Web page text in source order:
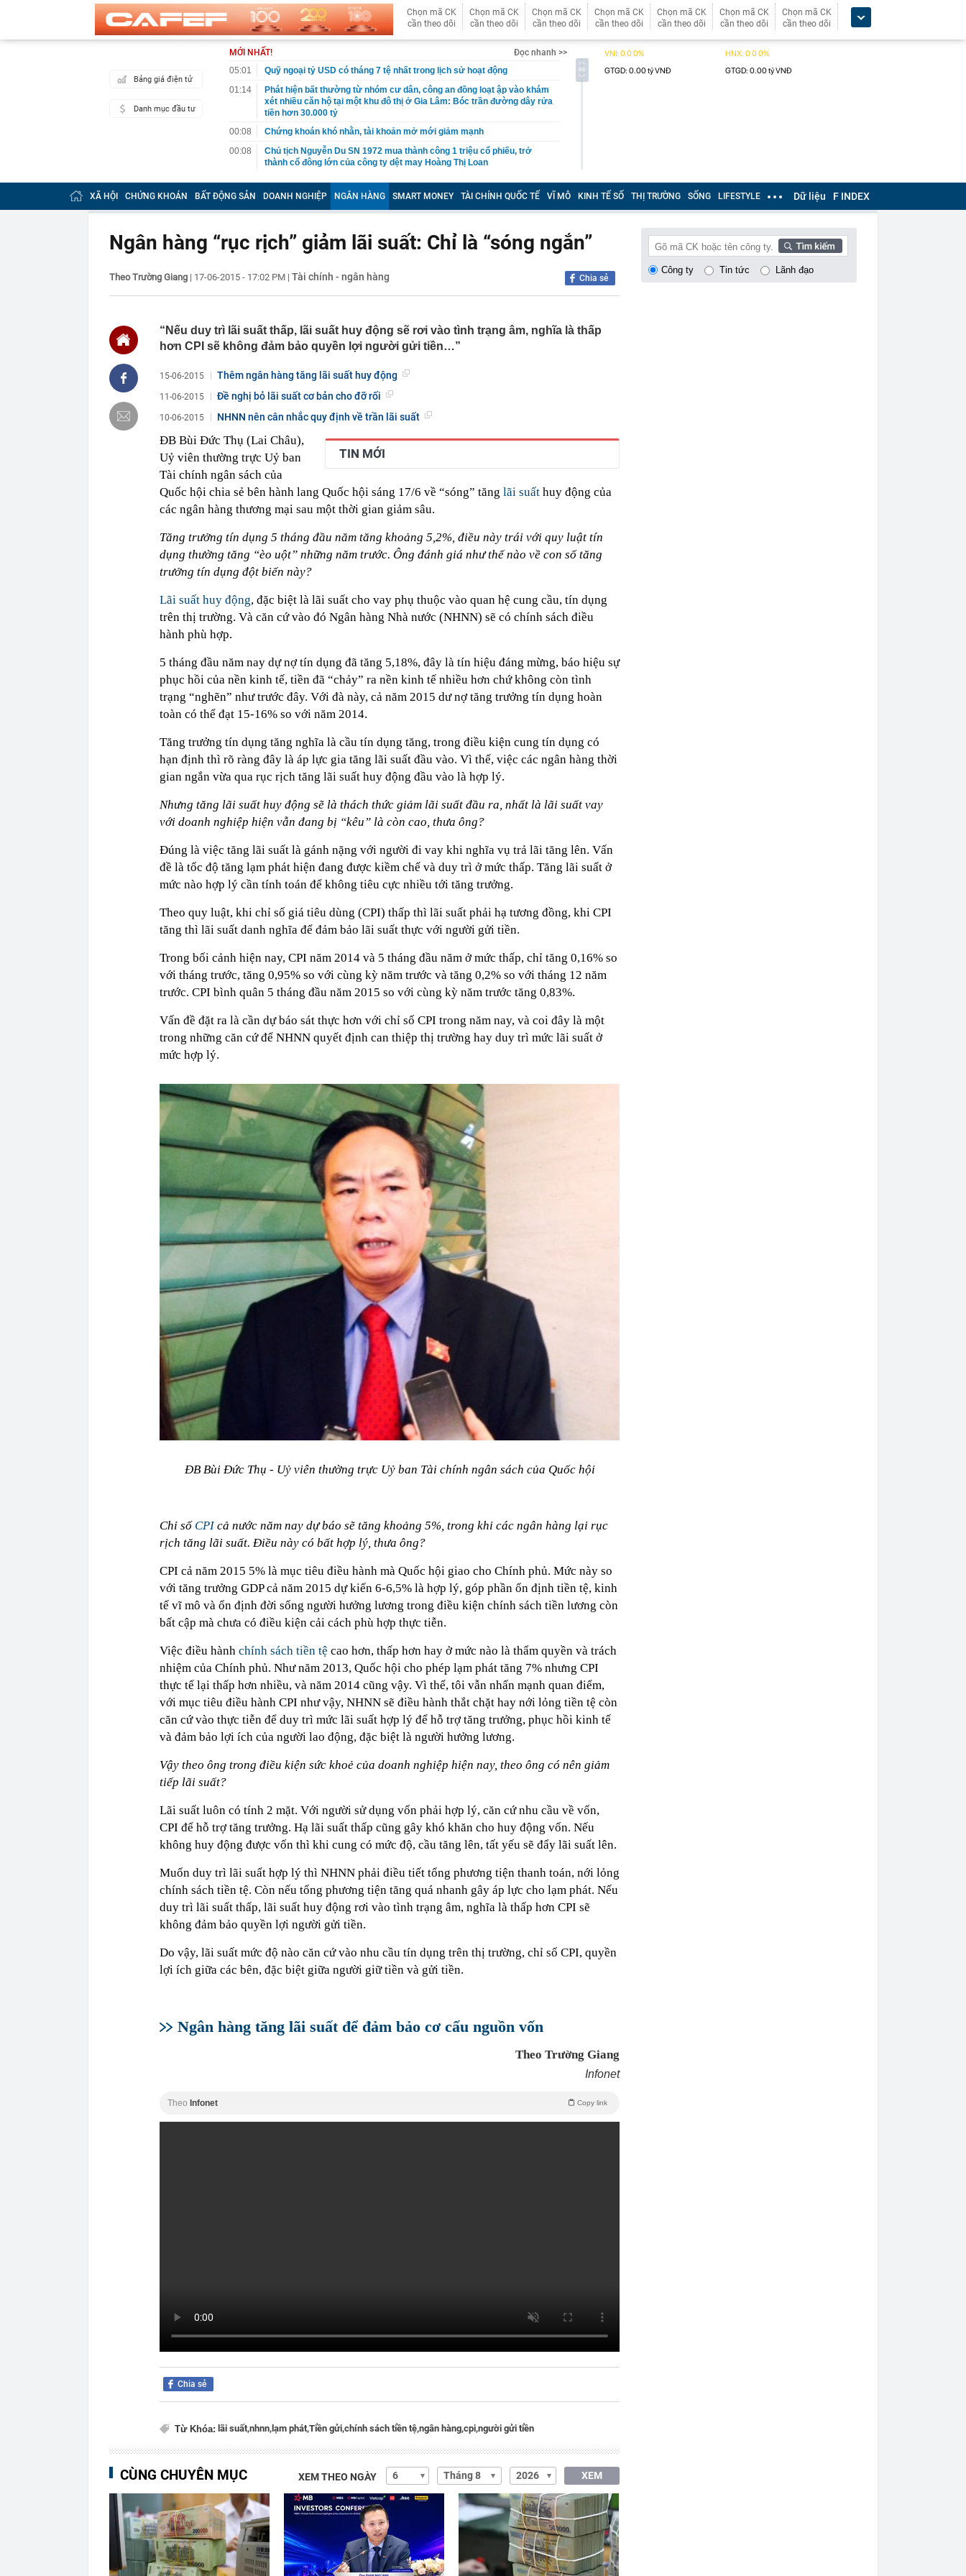
Chọn mã CK
cần theo dõi
Chọn mã CK
cần theo dõi
Chọn mã CK
cần theo dõi
Chọn mã CK
cần theo dõi
Chọn mã CK
cần theo dõi
Chọn mã CK
cần theo dõi
Chọn mã CK
cần theo dõi
Bảng giá điện tử
Danh mục đầu tư
MỚI NHẤT!
Đọc nhanh >>
05:01
Quỹ ngoại tỷ USD có tháng 7 tệ nhất trong lịch sử hoạt động
01:14
Phát hiện bất thường từ nhóm cư dân, công an đồng loạt ập vào khám
xét nhiều căn hộ tại một khu đô thị ở Gia Lâm: Bóc trần đường dây rửa
tiền hơn 30.000 tỷ
00:08
Chứng khoán khó nhằn, tài khoản mở mới giảm mạnh
00:08
Chủ tịch Nguyễn Du SN 1972 mua thành công 1 triệu cổ phiếu, trở
thành cổ đông lớn của công ty dệt may Hoàng Thị Loan
00:05
Ít người biết đỉnh núi cao thứ 5 Việt Nam, là “ cột mốc thiêng liêng đẹp
nhất biên cương” ở độ cao trên 3.000m, điểm đến "trong mơ" của dân
giường bệnh, vừa được vinh danh "Hệ thống Y khoa tốt nhất Việt Nam
2026"
Một doanh nghiệp Việt thu hơn 1 tỷ USD ở nước ngoài trong nửa đầu
năm 2026, lợi nhuận tăng hơn 120%
ngay trong tháng 8
00:01
VNPT nắm giữ lượng tiền hơn 62.000 tỷ đồng, lớn hơn cả Vinhomes,
00:01
Nắm trong tay Điện Máy Xanh, Bách Hóa Xanh, An Khang, vốn hóa
00:01
5 thỏi vàng giấu trong nhiều ngăn bí mật - giá trị hơn 18 tỷ đồng
23:28
4 dấu hiệu nhận biết ngôi nhà có phong thuỷ không thuận lợi
23:12
Quốc gia có lượng khách đến Việt Nam đông nhất 7 tháng đầu năm,
vượt Hàn Quốc và Nga, gấp gần 6 lần Ấn Độ
Người bán trái cây tiết lộ: Khách thường chọn quả to, người trong
nghề lại kiểm tra 5 chi tiết này trước
23:00
Tiếp viên tàu cao tốc quỳ gối 1h an ủi khách: 7 năm sau ở khách sạn 5
22:34
Cụ bà 70 tuổi có xương trẻ khỏe như phụ nữ 30, bác sĩ kinh ngạc khi
biết bí quyết
22:34
Ngôi nhà chứa đựng tâm huyết của NSND Tự Long
22:31
Giá vàng vượt 4.300 USD/ounce, chuyên gia dự báo đỉnh mới
22:30
Một doanh nghiệp dầu khí đem hơn 42.200 tỷ đồng gửi ngân hàng
XÃ HỘI CHỨNG KHOÁN BẤT ĐỘNG SẢN DOANH NGHIỆP NGÂN HÀNG SMART MONEY TÀI CHÍNH QUỐC TẾ VĨ MÔ KINH TẾ SỐ THỊ TRƯỜNG SỐNG LIFESTYLE Dữ liệu F INDEX
Ngân hàng “rục rịch” giảm lãi suất: Chỉ là “sóng ngắn”
Theo Trường Giang | 17-06-2015 - 17:02 PM | Tài chính - ngân hàng Chia sẻ
“Nếu duy trì lãi suất thấp, lãi suất huy động sẽ rơi vào tình trạng âm, nghĩa là thấp
hơn CPI sẽ không đảm bảo quyền lợi người gửi tiền…”
15-06-2015 Thêm ngân hàng tăng lãi suất huy động
11-06-2015 Đề nghị bỏ lãi suất cơ bản cho đỡ rối
10-06-2015 NHNN nên cân nhắc quy định về trần lãi suất
TIN MỚI
ĐB Bùi Đức Thụ (Lai Châu),
Uỷ viên thường trực Uỷ ban
Tài chính ngân sách của
Quốc hội chia sẻ bên hành lang Quốc hội sáng 17/6 về “sóng” tăng lãi suất huy động của
các ngân hàng thương mại sau một thời gian giảm sâu.
Tăng trưởng tín dụng 5 tháng đầu năm tăng khoảng 5,2%, điều này trái với quy luật tín
dụng thường tăng “èo uột” những năm trước. Ông đánh giá như thế nào về con số tăng
trưởng tín dụng đột biến này?
Lãi suất huy động, đặc biệt là lãi suất cho vay phụ thuộc vào quan hệ cung cầu, tín dụng
trên thị trường. Và căn cứ vào đó Ngân hàng Nhà nước (NHNN) sẽ có chính sách điều
hành phù hợp.
5 tháng đầu năm nay dự nợ tín dụng đã tăng 5,18%, đây là tín hiệu đáng mừng, báo hiệu sự
phục hồi của nền kinh tế, tiền đã “chảy” ra nền kinh tế nhiều hơn chứ không còn tình
trạng “nghẽn” như trước đây. Với đà này, cả năm 2015 dư nợ tăng trưởng tín dụng hoàn
toàn có thể đạt 15-16% so với năm 2014.
Tăng trưởng tín dụng tăng nghĩa là cầu tín dụng tăng, trong điều kiện cung tín dụng có
hạn định thì rõ ràng đây là áp lực gia tăng lãi suất đầu vào. Vì thế, việc các ngân hàng thời
gian ngắn vừa qua rục rịch tăng lãi suất huy động đầu vào là hợp lý.
Nhưng tăng lãi suất huy động sẽ là thách thức giảm lãi suất đầu ra, nhất là lãi suất vay
với doanh nghiệp hiện vẫn đang bị “kêu” là còn cao, thưa ông?
Đúng là việc tăng lãi suất là gánh nặng với người đi vay khi nghĩa vụ trả lãi tăng lên. Vấn
đề là tốc độ tăng lạm phát hiện đang được kiềm chế và duy trì ở mức thấp. Tăng lãi suất ở
mức nào hợp lý cần tính toán để không tiêu cực nhiều tới tăng trưởng.
Theo quy luật, khi chỉ số giá tiêu dùng (CPI) thấp thì lãi suất phải hạ tương đồng, khi CPI
tăng thì lãi suất danh nghĩa để đảm bảo lãi suất thực với người gửi tiền.
Trong bối cảnh hiện nay, CPI năm 2014 và 5 tháng đầu năm ở mức thấp, chỉ tăng 0,16% so
với tháng trước, tăng 0,95% so với cùng kỳ năm trước và tăng 0,2% so với tháng 12 năm
trước. CPI bình quân 5 tháng đầu năm 2015 so với cùng kỳ năm trước tăng 0,83%.
Vấn đề đặt ra là cần dự báo sát thực hơn với chỉ số CPI trong năm nay, và coi đây là một
trong những căn cứ để NHNN quyết định can thiệp thị trường hay duy trì mức lãi suất ở
mức hợp lý.
ĐB Bùi Đức Thụ - Uỷ viên thường trực Uỷ ban Tài chính ngân sách của Quốc hội
Chỉ số CPIcả nước năm nay dự báo sẽ tăng khoảng 5%, trong khi các ngân hàng lại rục
rịch tăng lãi suất. Điều này có bất hợp lý, thưa ông?
CPI cả năm 2015 5% là mục tiêu điều hành mà Quốc hội giao cho Chính phủ. Mức này so
với tăng trưởng GDP cả năm 2015 dự kiến 6-6,5% là hợp lý, góp phần ổn định tiền tệ, kinh
tế vĩ mô và ổn định đời sống người hưởng lương trong điều kiện chính sách tiền lương còn
bất cập mà chưa có điều kiện cải cách phù hợp thực tiễn.
Việc điều hành chính sách tiền tệ cao hơn, thấp hơn hay ở mức nào là thẩm quyền và trách
nhiệm của Chính phủ. Như năm 2013, Quốc hội cho phép lạm phát tăng 7% nhưng CPI
thực tế lại thấp hơn nhiều, và năm 2014 cũng vậy. Vì thế, tôi vẫn nhấn mạnh quan điểm,
với mục tiêu điều hành CPI như vậy, NHNN sẽ điều hành thắt chặt hay nới lỏng tiền tệ còn
căn cứ vào thực tiễn để duy trì mức lãi suất hợp lý để hỗ trợ tăng trưởng, phục hồi kinh tế
và đảm bảo lợi ích của người lao động, đặc biệt là người hưởng lương.
Vậy theo ông trong điều kiện sức khoẻ của doanh nghiệp hiện nay, theo ông có nên giảm
tiếp lãi suất?
Lãi suất luôn có tính 2 mặt. Với người sử dụng vốn phải hợp lý, căn cứ nhu cầu về vốn,
CPI để hỗ trợ tăng trưởng. Hạ lãi suất thấp cũng gây khó khăn cho huy động vốn. Nếu
không huy động được vốn thì khi cung có mức độ, cầu tăng lên, tất yếu sẽ đẩy lãi suất lên.
Muốn duy trì lãi suất hợp lý thì NHNN phải điều tiết tổng phương tiện thanh toán, nới lỏng
chính sách tiền tệ. Còn nếu tổng phương tiện tăng quá nhanh gây áp lực cho lạm phát. Nếu
duy trì lãi suất thấp, lãi suất huy động rơi vào tình trạng âm, nghĩa là thấp hơn CPI sẽ
không đảm bảo quyền lợi người gửi tiền.
Do vậy, lãi suất mức độ nào căn cứ vào nhu cầu tín dụng trên thị trường, chỉ số CPI, quyền
lợi ích giữa các bên, đặc biệt giữa người giữ tiền và gửi tiền.
Ngân hàng tăng lãi suất để đảm bảo cơ cấu nguồn vốn
Theo Trường Giang
Infonet
Theo Infonet Copy link
Chia sẻ
Từ Khóa: lãi suất,nhnn,lạm phát,Tiền gửi,chính sách tiền tệ,ngân hàng,cpi,người gửi tiền
CÙNG CHUYÊN MỤC XEM THEO NGÀY XEM
Công ty Tin tức Lãnh đạo